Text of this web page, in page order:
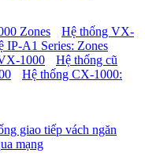
Zones
Hệ thống VX-
IP-A1 Series: Zones
1000
Hệ thống cũ
Hệ thống CX-1000:
giao tiếp vách ngăn
mạng